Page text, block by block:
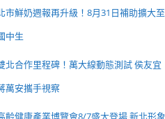
市鮮奶週報再升級！8月31日補助擴大至
中生
北合作里程碑！萬大線動態測試 侯友宜
萬安攜手視察
齡健康產業博覽會8/7盛大登場 新北形象